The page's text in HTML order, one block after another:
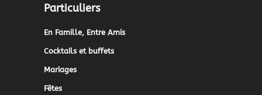
Particuliers
En Famille, Entre Amis
Cocktails et buffets
Mariages
Fêtes